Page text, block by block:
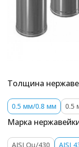
Толщина
0.5 мм/0.8 мм 0.5
Марка
AISI Оц/430 AISI